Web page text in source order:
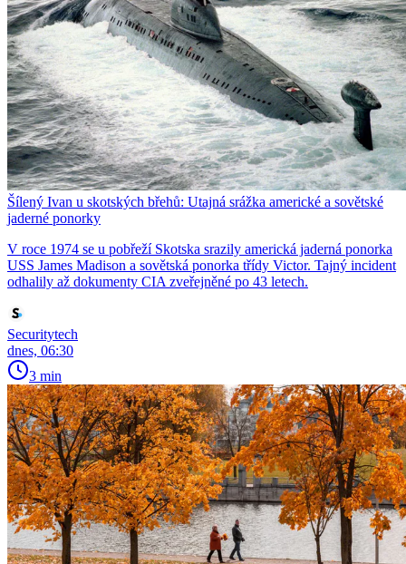
Šílený Ivan u skotských břehů: Utajná srážka americké a sovětské
jaderné ponorky
V roce 1974 se u pobřeží Skotska srazily americká jaderná ponorka
USS James Madison a sovětská ponorka třídy Victor. Tajný incident
odhalily až dokumenty CIA zveřejněné po 43 letech.
Securitytech
dnes, 06:30
3 min